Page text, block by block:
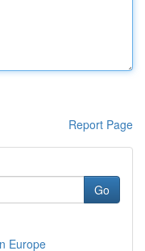
Report Page
Go
Europe